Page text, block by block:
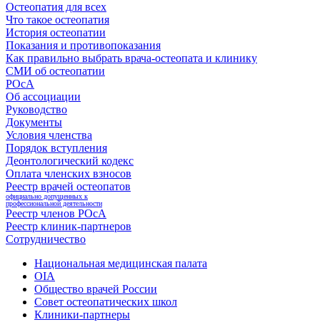
Остеопатия для всех
Что такое остеопатия
История остеопатии
Показания и противопоказания
Как правильно выбрать врача-остеопата и клинику
СМИ об остеопатии
РОсА
Об ассоциации
Руководство
Документы
Условия членства
Порядок вступления
Деонтологический кодекс
Оплата членских взносов
Реестр врачей остеопатов
официально допущенных к
профессиональной деятельности
Реестр членов РОсА
Реестр клиник-партнеров
Сотрудничество
Национальная медицинская палата
OIA
Общество врачей России
Совет остеопатических школ
Клиники-партнеры